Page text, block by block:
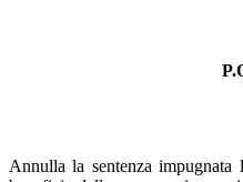
Annulla la sentenza impugnata